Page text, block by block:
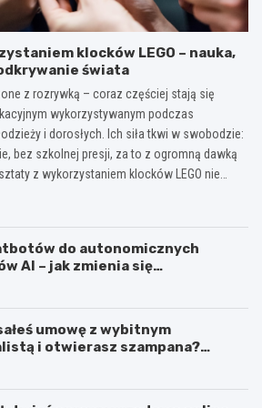
klocków LEGO – nauka,
świata
z rozrywką – coraz częściej stają się
wykorzystywanym podczas
i dorosłych. Ich siła tkwi w swobodzie:
bez szkolnej presji, za to z ogromną dawką
z wykorzystaniem klocków LEGO nie…
do autonomicznych
AI – jak zmienia się
umowę z wybitnym
i otwierasz szampana?